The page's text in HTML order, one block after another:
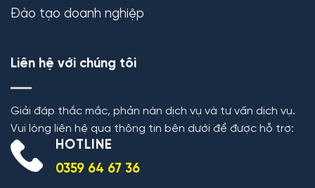
Đào tạo doanh nghiệp
Liên hệ với chúng tôi
Giải đáp thắc mắc, phản nàn dịch vụ và tư vấn dịch vụ.
Vui lòng liên hệ qua thông tin bên dưới để được hỗ trợ:
HOTLINE
0359 64 67 36